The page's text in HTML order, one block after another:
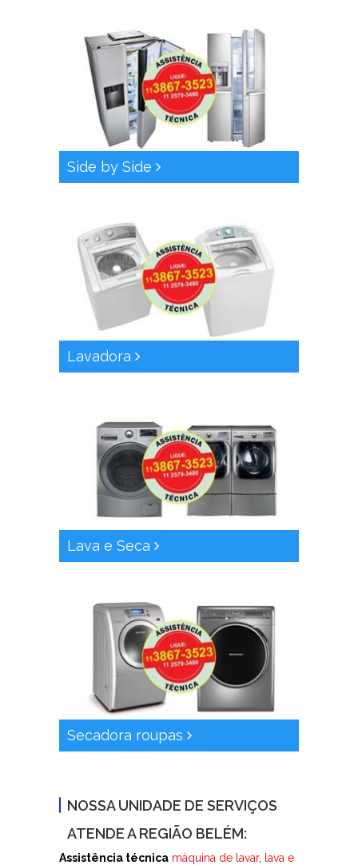
Side by Side
Lavadora
Lava e Seca
Secadora roupas
NOSSA UNIDADE DE SERVIÇOS
ATENDE A REGIÃO BELÉM:
Assistência técnica máquina de lavar,
lava e